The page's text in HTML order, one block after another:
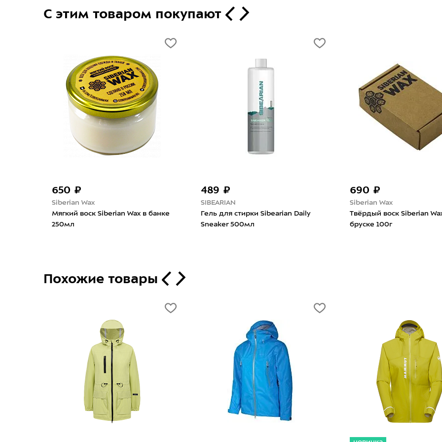
С этим товаром покупают
690 ₽
Siberian Wax
Твёрдый воск Siberian Wax в
бруске 100г
1 490 ₽
SIBEARIAN
Водоотталкивающая пропитка
Sibearian Pro Go! Refill Pack
150 ₽
Tarrago
Салфетки влажные Tarrago
удаления пятен на одежде
Похожие товары